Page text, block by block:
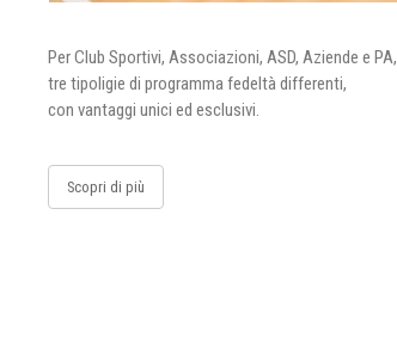
Per Club Sportivi, Associazioni, ASD, Aziende e PA,
tre tipoligie di programma fedeltà differenti,
con vantaggi unici ed esclusivi.
Scopri di più